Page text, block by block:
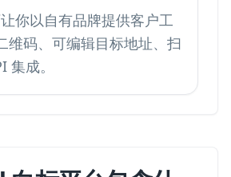
你以自有品牌提供客户工
维码、可编辑目标地址、扫
集成。